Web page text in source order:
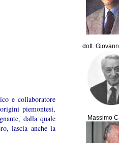
e collaboratore
piemontesi,
dalla quale
lascia anche la
dott.
Massimo